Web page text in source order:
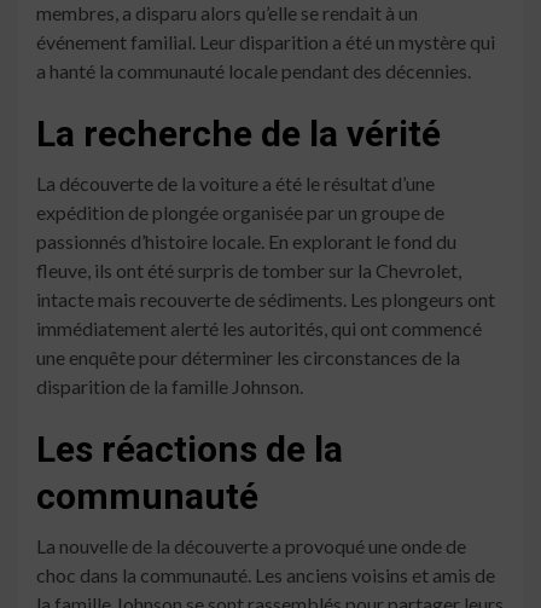
membres, a disparu alors qu’elle se rendait à un
événement familial. Leur disparition a été un mystère qui
a hanté la communauté locale pendant des décennies.
La recherche de la vérité
La découverte de la voiture a été le résultat d’une
expédition de plongée organisée par un groupe de
passionnés d’histoire locale. En explorant le fond du
fleuve, ils ont été surpris de tomber sur la Chevrolet,
intacte mais recouverte de sédiments. Les plongeurs ont
immédiatement alerté les autorités, qui ont commencé
une enquête pour déterminer les circonstances de la
disparition de la famille Johnson.
Les réactions de la
communauté
La nouvelle de la découverte a provoqué une onde de
choc dans la communauté. Les anciens voisins et amis de